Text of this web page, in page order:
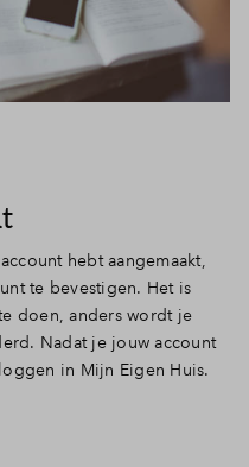
hebt aangemaakt,
te bevestigen. Het is
doen, anders wordt je
Nadat je jouw account
in Mijn Eigen Huis.